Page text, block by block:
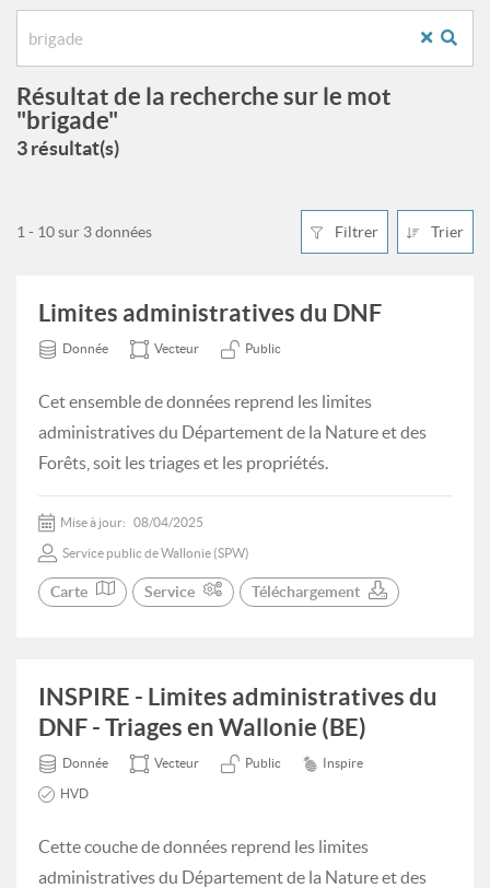
Résultat de la recherche sur le mot
"brigade"
3 résultat(s)
Filtrer Trier
1 - 10 sur 3 données
Limites administratives du DNF
Donnée Vecteur Public
Cet ensemble de données reprend les limites
administratives du Département de la Nature et des
Forêts, soit les triages et les propriétés.
Mise à jour: 08/04/2025
Service public de Wallonie (SPW)
Carte Service Téléchargement
INSPIRE - Limites administratives du
DNF - Triages en Wallonie (BE)
Donnée Vecteur Public Inspire
HVD
Cette couche de données reprend les limites
administratives du Département de la Nature et des